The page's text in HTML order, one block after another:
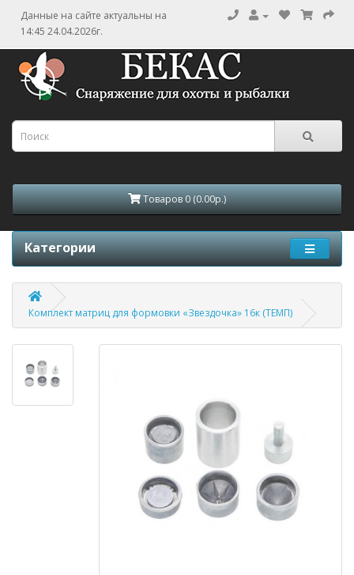
Данные на сайте актуальны на
14:45 24.04.2026г.
Товаров 0 (0.00р.)
Категории
Комплект матриц для формовки «Звездочка» 16к (ТЕМП)